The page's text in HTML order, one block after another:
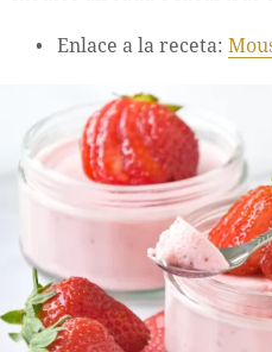
Enlace a la receta: